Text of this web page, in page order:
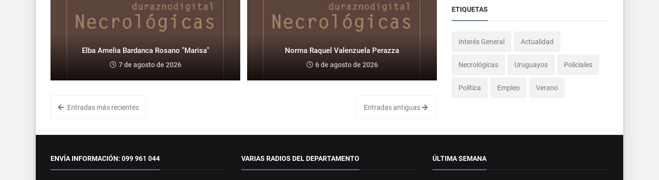
Elba Amelia Bardanca Rosano "Marisa"
7 de agosto de 2026
Norma Raquel Valenzuela Perazza
6 de agosto de 2026
Entradas más recientes Entradas antiguas
ETIQUETAS
Interés General Actualidad
Necrológicas Uruguayos Policiales
Política Empleo Verano
ENVÍA INFORMACIÓN: 099 961 044 VARIAS RADIOS DEL DEPARTAMENTO ÚLTIMA SEMANA